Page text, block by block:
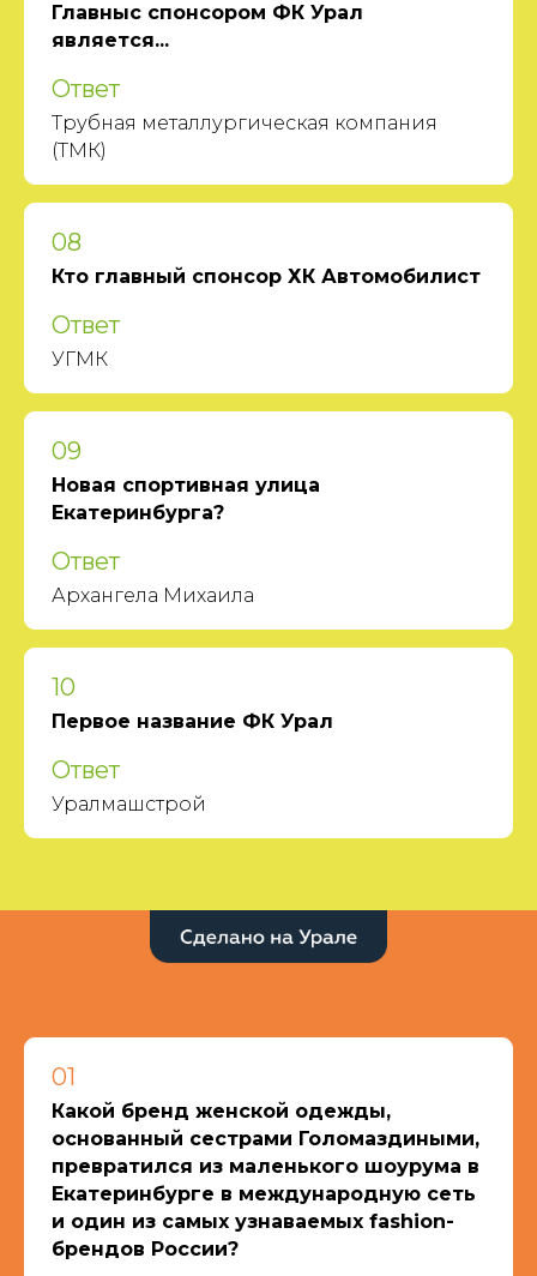
Главныс спонсором ФК Урал
является...
Ответ
Трубная металлургическая компания
(ТМК)
08
Кто главный спонсор ХК Автомобилист
Ответ
УГМК
09
Новая спортивная улица
Екатеринбурга?
Ответ
Архангела Михаила
10
Первое название ФК Урал
Ответ
Уралмашстрой
01
Какой бренд женской одежды,
основанный сестрами Голомаздиными,
превратился из маленького шоурума в
Екатеринбурге в международную сеть
и один из самых узнаваемых fashion-
брендов России?